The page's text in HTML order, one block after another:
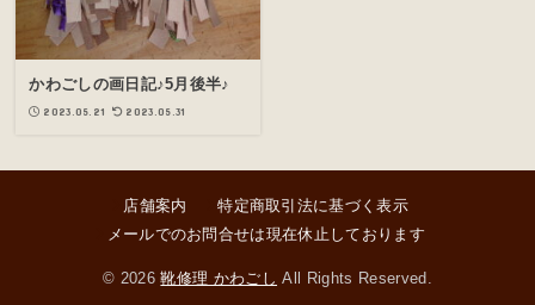
かわごしの画日記♪5月後半♪
2023.05.21 2023.05.31
店舗案内
特定商取引法に基づく表示
メールでのお問合せは現在休止しております
© 2026靴修理 かわごし All Rights Reserved.